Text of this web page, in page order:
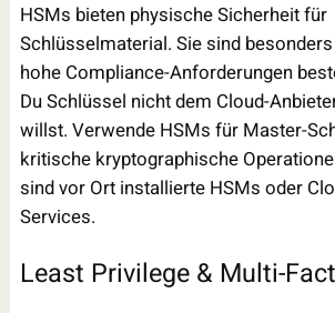
HSMs bieten physische Sicherheit für
Schlüsselmaterial. Sie sind
hohe Compliance-Anforderungen
Du Schlüssel nicht dem Cloud-
willst. Verwende HSMs für Master-
kritische kryptographische
sind vor Ort installierte HSMs oder
Services.
Least Privilege & Multi-